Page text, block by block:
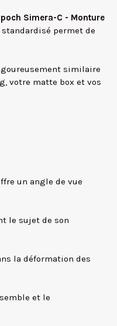
Simera-C - Monture
permet de
similaire
votre matte box et vos
un angle de vue
le sujet de son
la déformation des
et le